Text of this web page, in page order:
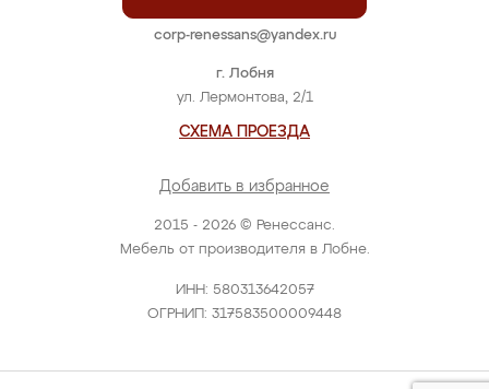
Цена: от 86 000 руб.
ПОДРОБНЕЕ